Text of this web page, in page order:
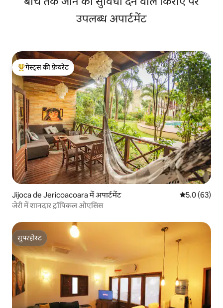
उपलब्ध अपार्टमेंट
गेस्ट्स का टॉप फ़ेवरेट
गेस्ट्स की फ़ेवरेट
Jijoca de Jericoacoara में अपार्टमेंट औसत रेटिंग 5
5.0 (63)
जेरी में शानदार ट्रॉपिकल ओएसिस
सुपरहोस्ट
सुपरहोस्ट